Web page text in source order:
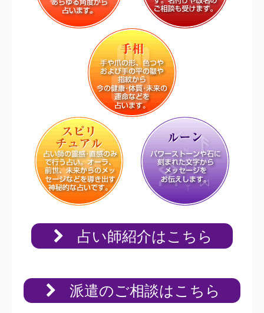
占い師紹介はこちら
派遣のご相談はこちら